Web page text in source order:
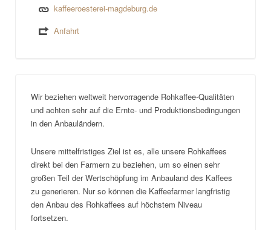
kaffeeroesterei-magdeburg.de
Anfahrt
Wir beziehen weltweit hervorragende Rohkaffee-Qualitäten
und achten sehr auf die Ernte- und Produktionsbedingungen
in den Anbauländern.
Unsere mittelfristiges Ziel ist es, alle unsere Rohkaffees
direkt bei den Farmern zu beziehen, um so einen sehr
großen Teil der Wertschöpfung im Anbauland des Kaffees
zu generieren. Nur so können die Kaffeefarmer langfristig
den Anbau des Rohkaffees auf höchstem Niveau
fortsetzen.